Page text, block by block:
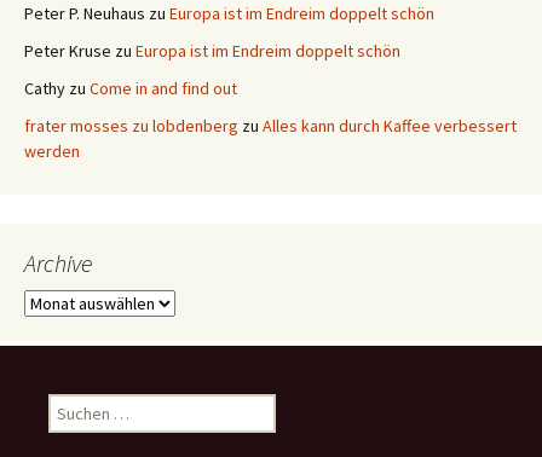
Peter P. Neuhaus zu Europa ist im Endreim doppelt schön
Peter Kruse zu Europa ist im Endreim doppelt schön
Cathy zu Come in and find out
frater mosses zu lobdenberg zu Alles kann durch Kaffee verbessert
werden
Archive
Archive
Suchen
nach: